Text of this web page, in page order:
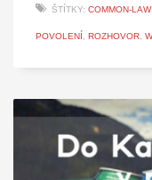
ŠTÍTKY: COMMON-
POVOLENÍ, ROZHOVOR,